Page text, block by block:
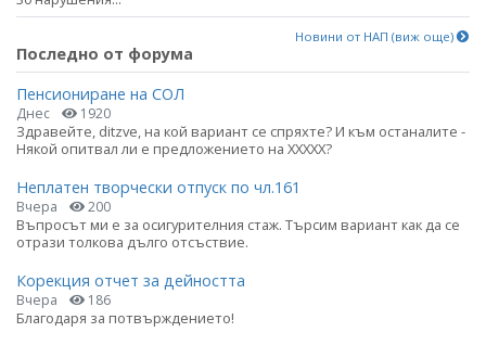
Новини от НАП (виж още)
Последно от форума
Пенсиониране на СОЛ
Днес 1920
Здравейте, ditzve, на кой вариант се спряхте? И към останалите -
Някой опитвал ли е предложението на ХХХХХ?
Неплатен творчески отпуск по чл.161
Вчера 200
Въпросът ми е за осигурителния стаж. Търсим вариант как да се
отрази толкова дълго отсъствие.
Корекция отчет за дейността
Вчера 186
Благодаря за потвърждението!